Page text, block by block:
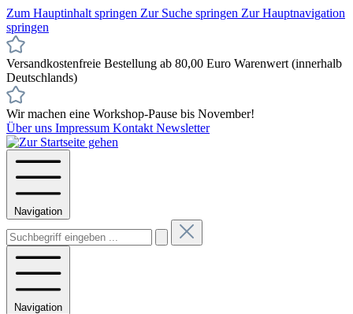
Zum Hauptinhalt springen Zur Suche springen Zur Hauptnavigation
springen
Versandkostenfreie Bestellung ab 80,00 Euro Warenwert (innerhalb
Deutschlands)
Wir machen eine Workshop-Pause bis November!
Über uns Impressum Kontakt Newsletter
Navigation
Navigation